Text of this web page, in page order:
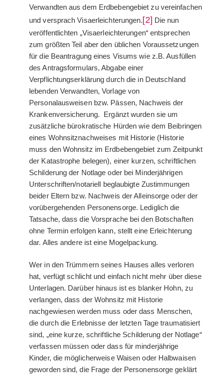
Verwandten aus dem Erdbebengebiet zu vereinfachen
und versprach Visaerleichterungen.[2] Die nun
veröffentlichten „Visaerleichterungen“ entsprechen
zum größten Teil aber den üblichen Voraussetzungen
für die Beantragung eines Visums wie z.B. Ausfüllen
des Antragsformulars, Abgabe einer
Verpflichtungserklärung durch die in Deutschland
lebenden Verwandten, Vorlage von
Personalausweisen bzw. Pässen, Nachweis der
Krankenversicherung. Ergänzt wurden sie um
zusätzliche bürokratische Hürden wie dem Beibringen
eines Wohnsitznachweises mit Historie (Historie
muss den Wohnsitz im Erdbebengebiet zum Zeitpunkt
der Katastrophe belegen), einer kurzen, schriftlichen
Schilderung der Notlage oder bei Minderjährigen
Unterschriften/notariell beglaubigte Zustimmungen
beider Eltern bzw. Nachweis der Alleinsorge oder der
vorübergehenden Personensorge. Lediglich die
Tatsache, dass die Vorsprache bei den Botschaften
ohne Termin erfolgen kann, stellt eine Erleichterung
dar. Alles andere ist eine Mogelpackung.
Wer in den Trümmern seines Hauses alles verloren
hat, verfügt schlicht und einfach nicht mehr über diese
Unterlagen. Darüber hinaus ist es blanker Hohn, zu
verlangen, dass der Wohnsitz mit Historie
nachgewiesen werden muss oder dass Menschen,
die durch die Erlebnisse der letzten Tage traumatisiert
sind, „eine kurze, schriftliche Schilderung der Notlage“
verfassen müssen oder dass für minderjährige
Kinder, die möglicherweise Waisen oder Halbwaisen
geworden sind, die Frage der Personensorge geklärt